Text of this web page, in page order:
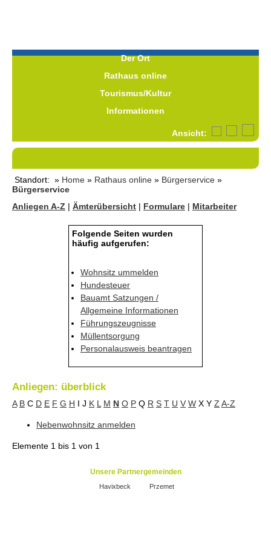
Der Ort
Rathaus online
Tourismus/Kultur
Informationen
Ansicht:
Standort: » Home » Rathaus online » Bürgerservice »
Bürgerservice
Anliegen A-Z | Ämterübersicht | Formulare | Mitarbeiter
Folgende Seiten wurden
häufig aufgerufen:
Wohnsitz ummelden
Hundesteuer
Bauamt Satzungen /
Allgemeine Informationen
Führungszeugnisse
Müllentsorgung
Personalausweis beantragen
Anliegen: überblick
A B C D E F G H I J K L M N O P Q R S T U V W X Y Z A-Z
Nebenwohnsitz anmelden
Elemente 1 bis 1 von 1
Unsere Partnergemeinden
Havixbeck Przemet